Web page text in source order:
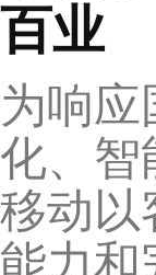
百业
为响应
化、智
移动以
能力和